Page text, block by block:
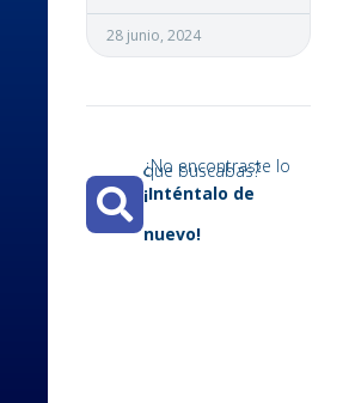
28 junio, 2024
¿No encontraste lo
que buscabas?​
¡Inténtalo de
nuevo!​